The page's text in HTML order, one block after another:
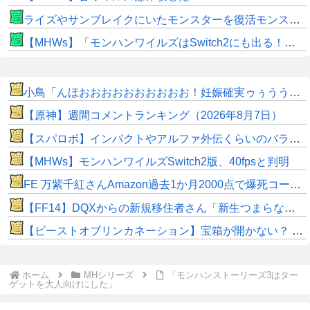
ライズやサンブレイクにいたモンスターを復活モンスターと呼ぶのはやめよう
【MHWs】「モンハンワイルズはSwitch2にも出る！」👈こいつにかけたい言葉ｗｗｗｗｗｗｗｗｗ
小鳥「んほおおおおおおおおおお！妊娠確実ゥぅううううううゥ！！」
【原神】週間コメントランキング（2026年8月7日）
【スパロボ】インパクトやアルファ外伝くらいのバランス求む！！ → インパクトも最終的にはコアブースターで雑魚は一撃で倒せてたけどね
【MHWs】モンハンワイルズSwitch2版、40fpsと判明
FE 万紫千紅さんAmazon過去1か月2000点で爆死コースｗｗｗ
【FF14】DQXからの新規移住者さん「新生つまらないって聞いてたけど普通に面白くてワロタｗｗ」
【ビーストオブリンカネーション】宝箱が開かない？ パスワードやマップ仕様に不満
ホーム MHシリーズ
「モンハンストーリーズ3はター
ゲットを大人向けにした」